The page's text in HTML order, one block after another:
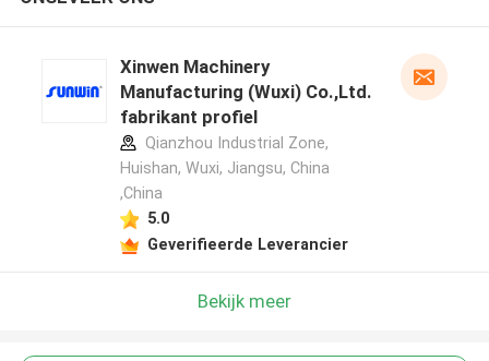
Xinwen Machinery
Manufacturing (Wuxi) Co.,Ltd.
fabrikant profiel
Qianzhou Industrial Zone,
Huishan, Wuxi, Jiangsu, China
,China
5.0
Geverifieerde Leverancier
Bekijk meer